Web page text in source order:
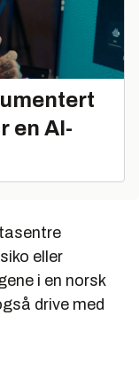
en AI-
eller
i en norsk
drive med